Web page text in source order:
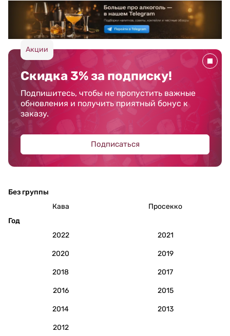
Акции
Скидка 3% за подписку!
Подпишитесь, чтобы не пропустить важные
обновления и получить приятный бонус к
заказу.
Подписаться
Без группы
Кава
Просекко
Год
2022
2021
2020 2019
2018 2017
2016 2015
2014 2013
2012